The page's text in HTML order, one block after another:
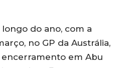
do ano, com a
no GP da Austrália,
em Abu